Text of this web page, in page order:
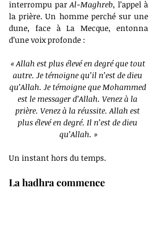
interrompu par Al-Maghreb, l’appel à
la prière. Un homme perché sur une
dune, face à La Mecque, entonna
d’une voix profonde :
« Allah est plus élevé en degré que tout
autre. Je témoigne qu’il n’est de dieu
qu’Allah. Je témoigne que Mohammed
est le messager d’Allah. Venez à la
prière. Venez à la réussite. Allah est
plus élevé en degré. Il n’est de dieu
qu’Allah. »
Un instant hors du temps.
La hadhra commence